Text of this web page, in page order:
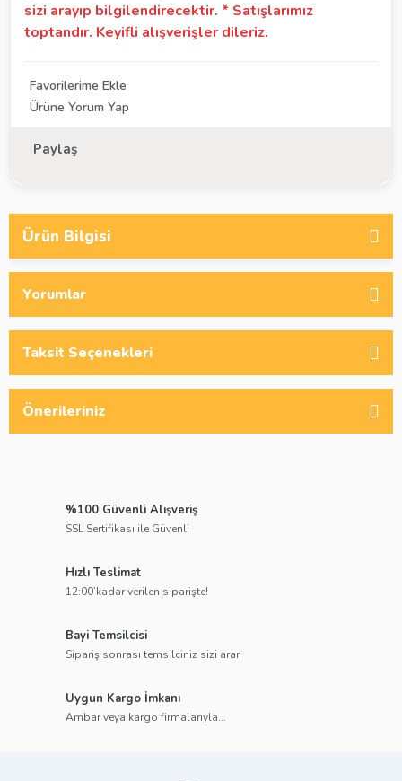
sizi arayıp bilgilendirecektir. * Satışlarımız
toptandır. Keyifli alışverişler dileriz.
Ürüne Yorum Yap
Paylaş
Ürün Bilgisi
Yorumlar
Taksit Seçenekleri
Önerileriniz
%100 Güvenli Alışveriş
SSL Sertifikası ile Güvenli
Hızlı Teslimat
12:00’kadar verilen siparişte!
Bayi Temsilcisi
Sipariş sonrası temsilciniz sizi arar
Uygun Kargo İmkanı
Ambar veya kargo firmalarıyla...